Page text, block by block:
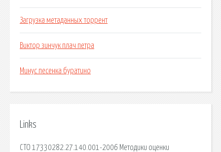
Загрузка метаданных торрент
Виктор зинчук плач петра
Минус песенка буратино
Links
СТО 17330282.27.140.001-2006 Методики оценки